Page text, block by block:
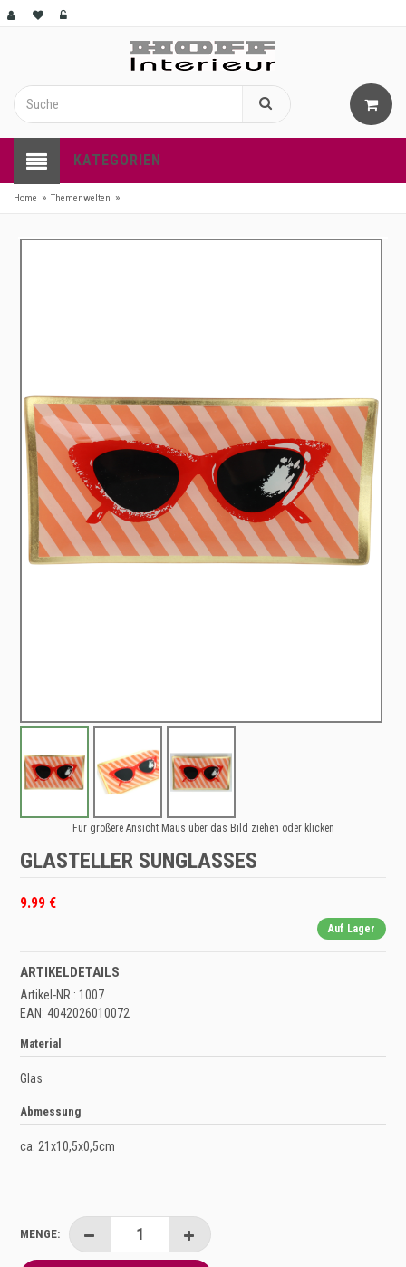
KATEGORIEN
Home » Themenwelten »
Für größere Ansicht Maus über das Bild ziehen oder klicken
GLASTELLER SUNGLASSES
9.99 €
Auf Lager
ARTIKELDETAILS
Artikel-NR.: 1007
EAN: 4042026010072
Material
Glas
Abmessung
ca. 21x10,5x0,5cm
MENGE: